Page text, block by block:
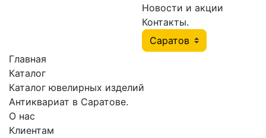
Новости и акции
Контакты.
Главная
Каталог
Каталог ювелирных изделий
Антиквариат в Саратове.
О нас
Клиентам